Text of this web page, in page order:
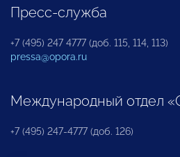
Пресс-служба
+7 (495) 247 4777 (доб. 115, 114, 113)
pressa@opora.ru
Международный отдел
+7 (495) 247-4777 (доб. 126)